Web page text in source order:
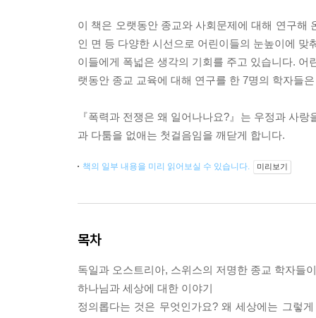
이 책은 오랫동안 종교와 사회문제에 대해 연구해
인 면 등 다양한 시선으로 어린이들의 눈높이에
이들에게 폭넓은 생각의 기회를 주고 있습니다.
랫동안 종교 교육에 대해 연구를 한 7명의 학자들
『폭력과 전쟁은 왜 일어나나요?』는 우정과 사
과 다툼을 없애는 첫걸음임을 깨닫게 합니다.
책의 일부 내용을 미리 읽어보실 수 있습니다. 미리보기
목차
독일과 오스트리아, 스위스의 저명한 종교 학자들
하나님과 세상에 대한 이야기
정의롭다는 것은 무엇인가요? 왜 세상에는 그렇